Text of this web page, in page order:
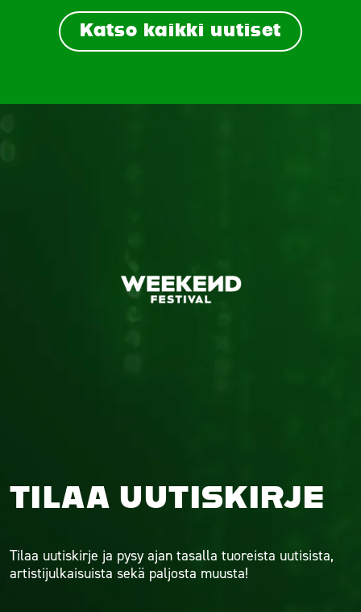
Katso kaikki uutiset
TILAA UUTISKIRJE
Tilaa uutiskirje ja pysy ajan tasalla tuoreista uutisista,
artistijulkaisuista sekä paljosta muusta!